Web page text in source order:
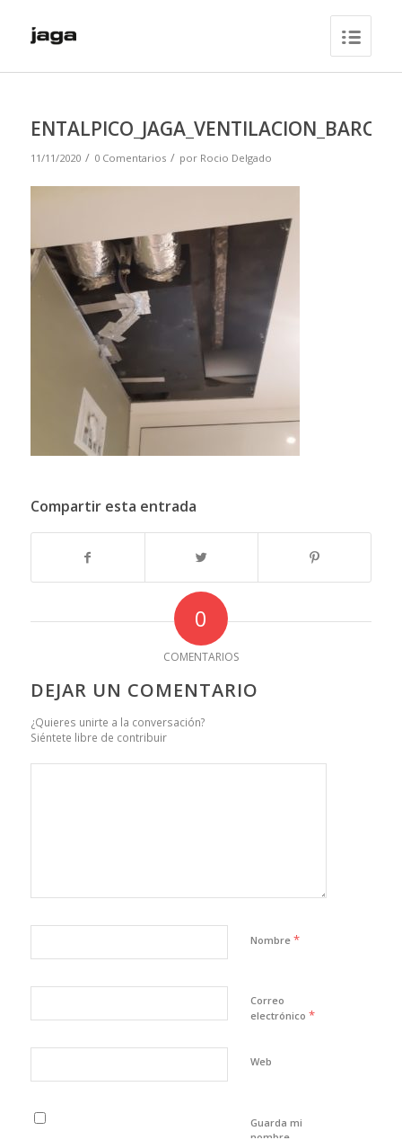
11/11/2020 / 0 Comentarios / por Rocio Delgado
Compartir esta entrada
0
COMENTARIOS
DEJAR UN COMENTARIO
¿Quieres unirte a la conversación?
Siéntete libre de contribuir
Nombre *
Correo
electrónico *
Web
Guarda mi
nombre,